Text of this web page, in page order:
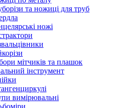
та ножиці для труб
ножі
мітчиків та плашок
інструмент
вимірювальні